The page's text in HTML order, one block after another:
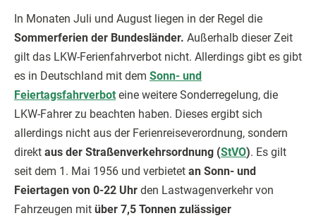
In Monaten Juli und August liegen in der Regel die
Sommerferien der Bundesländer. Außerhalb dieser Zeit
gilt das LKW-Ferienfahrverbot nicht. Allerdings gibt es gibt
es in Deutschland mit dem Sonn- und
Feiertagsfahrverbot eine weitere Sonderregelung, die
LKW-Fahrer zu beachten haben. Dieses ergibt sich
allerdings nicht aus der Ferienreiseverordnung, sondern
direkt aus der Straßenverkehrsordnung (StVO). Es gilt
seit dem 1. Mai 1956 und verbietet an Sonn- und
Feiertagen von 0-22 Uhr den Lastwagenverkehr von
Fahrzeugen mit über 7,5 Tonnen zulässiger